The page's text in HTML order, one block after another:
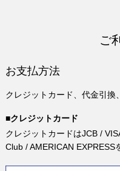
ご
お支払方法
クレジットカード、代金引換
■クレジットカード
クレジットカードはJCB /
Club / AMERICAN EXPRESS